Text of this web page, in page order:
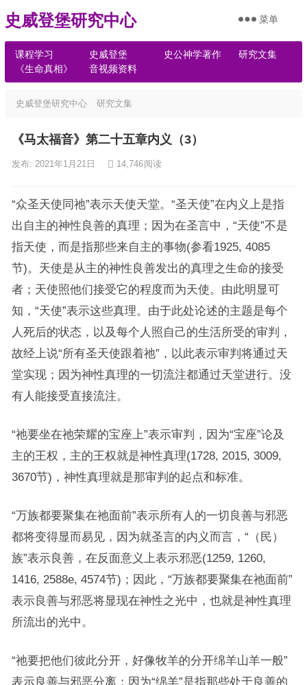
史威登堡研究中心
课程学习 史威登堡 史公神学著作
研究文集
《生命真相》
音视频资料
菜单
史威登堡研究中心 研究文集
《马太福音》第二十五章内义（3）
发布: 2021年1月21日 14,746阅读
“众圣天使同祂”表示天使天堂。“圣天使”在内义上是指
出自主的神性良善的真理；因为在圣言中，“天使”不是
指天使，而是指那些来自主的事物(参看1925, 4085
节)。天使是从主的神性良善发出的真理之生命的接受
者；天使照他们接受它的程度而为天使。由此明显可
知，“天使”表示这些真理。由于此处论述的主题是每个
人死后的状态，以及每个人照自己的生活所受的审判，
故经上说“所有圣天使跟着祂”，以此表示审判将通过天
堂实现；因为神性真理的一切流注都通过天堂进行。没
有人能接受直接流注。
“祂要坐在祂荣耀的宝座上”表示审判，因为“宝座”论及
主的王权，主的王权就是神性真理(1728, 2015, 3009,
3670节)，神性真理就是那审判的起点和标准。
“万族都要聚集在祂面前”表示所有人的一切良善与邪恶
都将变得显而易见，因为就圣言的内义而言，“（民）
族”表示良善，在反面意义上表示邪恶(1259, 1260,
1416, 2588e, 4574节)；因此，“万族都要聚集在祂面前”
表示良善与邪恶将显现在神性之光中，也就是神性真理
所流出的光中。
“祂要把他们彼此分开，好像牧羊的分开绵羊山羊一般”
表示良善与邪恶分离；因为“绵羊”是指那些处于良善的